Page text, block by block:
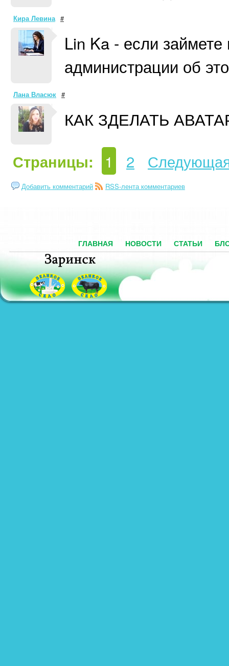
Кира Левина #
Lin Ka - если
администрации об
Лана Власюк #
КАК ЗДЕЛАТЬ
Страницы: 1 2
Добавить комментарий RSS-лента комментариев
ГЛАВНАЯ НОВОСТИ СТАТЬИ